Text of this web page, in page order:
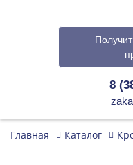
8
Главная Каталог